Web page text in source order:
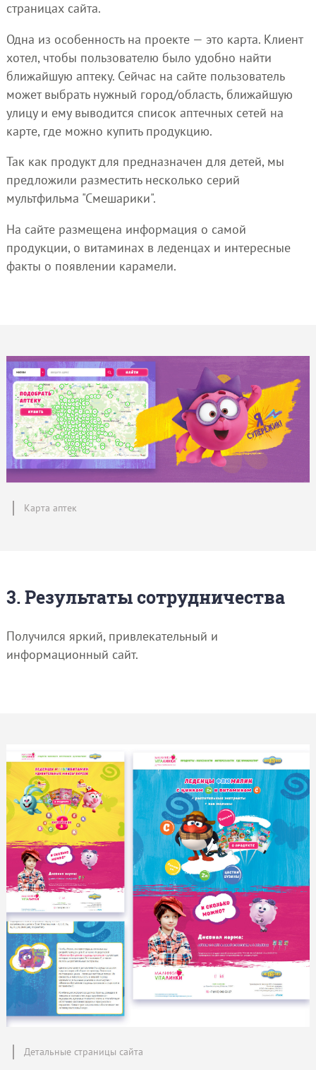
страницах сайта.
Одна из особенность на проекте — это карта. Клиент
хотел, чтобы пользователю было удобно найти
ближайшую аптеку. Сейчас на сайте пользователь
может выбрать нужный город/область, ближайшую
улицу и ему выводится список аптечных сетей на
карте, где можно купить продукцию.
Так как продукт для предназначен для детей, мы
предложили разместить несколько серий
мультфильма "Смешарики".
На сайте размещена информация о самой
продукции, о витаминах в леденцах и интересные
факты о появлении карамели.
Карта аптек
3. Результаты сотрудничества
Получился яркий, привлекательный и
информационный сайт.
Детальные страницы сайта